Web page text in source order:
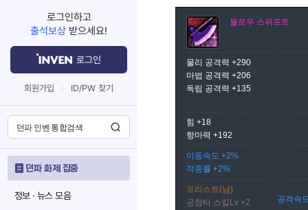
로그인하고
출석보상 받으세요!
로그인
회원가입 ID/PW 찾기
던파 화제 집중
정보 · 뉴스 모음
블로우 스위프트
물리 공격력 +290
마법 공격력 +206
독립 공격력 +135
힘 +18
항마력 +192
이동속도 +2%
적중률 +2%
프리스트(남)
공참타 스킬Lv +2
공격속